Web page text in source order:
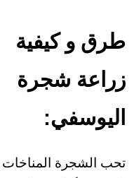
طرق و كيفية
زراعة شجرة
اليوسفي:
تحب الشجرة المناخات